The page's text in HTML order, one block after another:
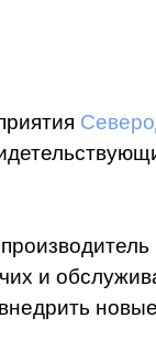
и